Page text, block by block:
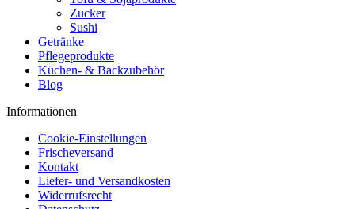
Zucker
Sushi
Getränke
Pflegeprodukte
Küchen- & Backzubehör
Blog
Informationen
Cookie-Einstellungen
Frischeversand
Kontakt
Liefer- und Versandkosten
Widerrufsrecht